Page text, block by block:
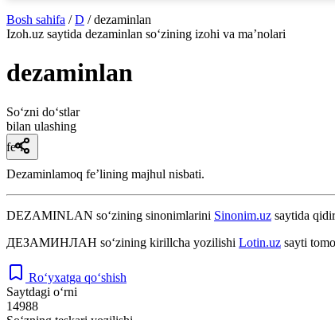
Bosh sahifa / D / dezaminlan
Izoh.uz saytida dezaminlan so‘zining izohi va ma’nolari
dezaminlan
So‘zni do‘stlar
bilan ulashing
fe’l
Dezaminlamoq feʼlining majhul nisbati.
DEZAMINLAN so‘zining sinonimlarini Sinonim.uz saytida
ДЕЗАМИНЛАН so‘zining kirillcha yozilishi Lotin.uz sayti
Ro‘yxatga qo‘shish
Saytdagi o‘rni
14988